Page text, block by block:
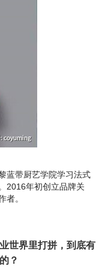
蓝带厨艺学院学习法式
2016年初创立品牌关
者。
世界里打拼，到底有
？